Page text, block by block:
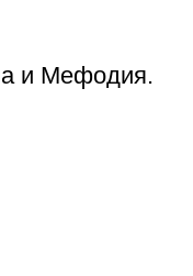
и Мефодия.